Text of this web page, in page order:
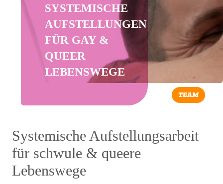
SYSTEMISCHE
AUFSTELLUNGEN
FÜR GAY &
QUEER
LEBENSWEGE
TEAM
Systemische Aufstellungsarbeit
für schwule & queere
Lebenswege